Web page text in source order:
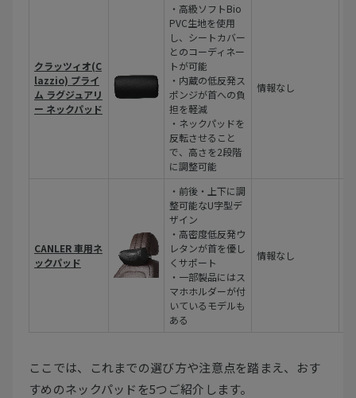
クラッツィオ(C
lazzio) プライ
ム ラグジュアリ
ー ネックパッド
・高級ソフトBio
PVC生地を使用
し、シートカバー
とのコーディネー
トが可能
・内蔵の低反発ス
ポンジが首への負
担を軽減
・ネックパッドを
反転させること
で、高さを2段階
に調整可能
情報なし
CANLER 車用ネ
ックパッド
・前後・上下に調
整可能なU字型デ
ザイン
・高密度低反発ウ
レタンが首を優し
くサポート
・一部製品にはス
マホホルダーが付
いているモデルも
ある
情報なし
ここでは、これまでの選び方や注意点を踏まえ、おす
すめのネックパッドを5つご紹介します。